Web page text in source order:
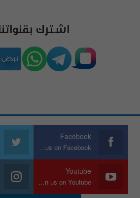
اشترك بقنواتنا
Facebook
Join us on Facebook
Youtube
Join us on Youtube